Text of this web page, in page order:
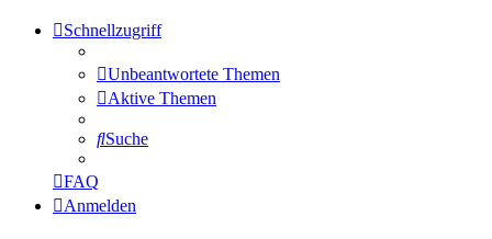
Schnellzugriff
Unbeantwortete Themen
Aktive Themen
Suche
FAQ
Anmelden